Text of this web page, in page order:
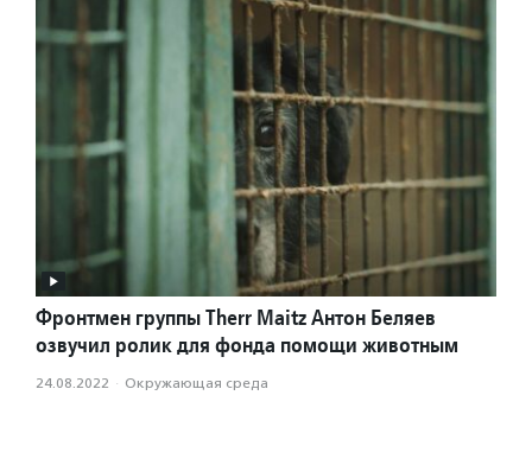
Фронтмен группы Therr Maitz Антон Беляев
озвучил ролик для фонда помощи животным
24.08.2022 · Окружающая среда